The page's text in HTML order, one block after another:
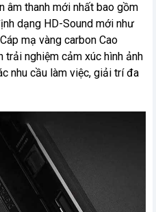
âm thanh mới nhất bao gồm
dạng HD-Sound mới như
mạ vàng carbon Cao
trải nghiệm cảm xúc hình ảnh
nhu cầu làm việc, giải trí đa